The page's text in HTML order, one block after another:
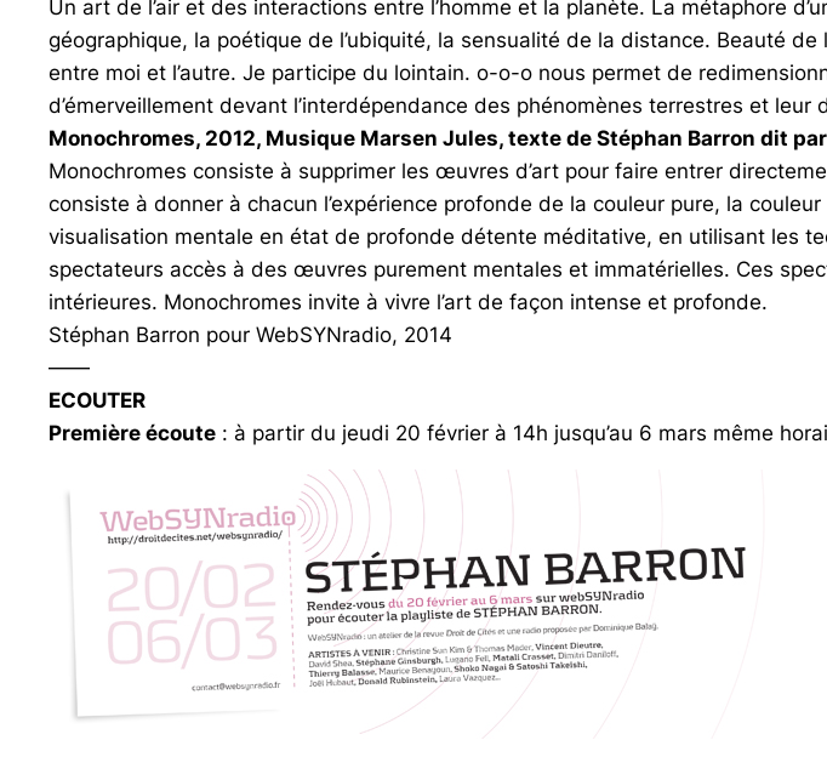
Un art de l’air et des interactions entre l’homme et la planète. La métaphore
géographique, la poétique de l’ubiquité, la sensualité de la distance. Beauté
entre moi et l’autre. Je participe du lointain. o-o-o nous permet de
d’émerveillement devant l’interdépendance des phénomènes terrestres et
Monochromes, 2012, Musique Marsen Jules, texte de Stéphan Barron dit
Monochromes consiste à supprimer les œuvres d’art pour faire entrer
consiste à donner à chacun l’expérience profonde de la couleur pure, la
visualisation mentale en état de profonde détente méditative, en utilisant les
spectateurs accès à des œuvres purement mentales et immatérielles. Ces
intérieures. Monochromes invite à vivre l’art de façon intense et profonde.
Stéphan Barron pour WebSYNradio, 2014
——
ECOUTER
Première écoute : à partir du jeudi 20 février à 14h jusqu’au 6 mars même